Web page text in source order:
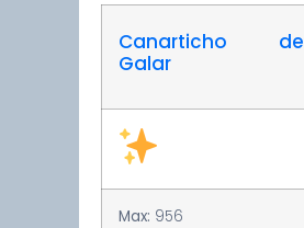
Canarticho de
Galar
Max: 956